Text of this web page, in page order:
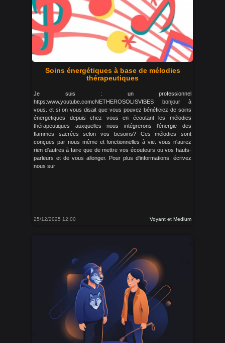
Soins énergétiques à base de mélodies
thérapeutiques
Je suis : un professionnel
https:www.youtube.comcNETHEROSOLISVIBES bonjour à
vous. et si on vous disait que vous pouvez bénéficiez de soins
énergetiques depuis chez vous en écoutant les mélodies
thérapeutiques auxquelles nous intégrerons l'énergie des
flammes sacrées selon vos besoins? Ces mélodies sont
conçues par nous même et fonctionnelles à vie. vous n'aurez
rien d'autres à faire que de mettre vos écouteurs ou vos hauts-
parleurs et de vous allonger. Pour plus d'informations, écrivez
nous sur
25/12/2025 12:00 Voyant et Medium